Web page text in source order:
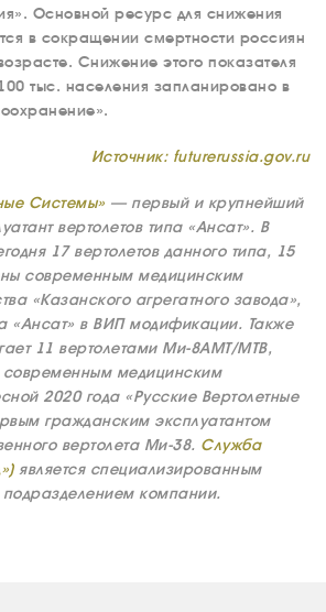
Основной ресурс для снижения
в сокращении смертности россиян
Снижение этого показателя
тыс. населения запланировано в
Источник: futurerussia.gov.ru
Системы» — первый и крупнейший
вертолетов типа «Ансат». В
17 вертолетов данного типа, 15
современным медицинским
«Казанского агрегатного завода»,
«Ансат» в ВИП модификации. Также
11 вертолетами Ми-8АМТ/МТВ,
медицинским
2020 года «Русские Вертолетные
гражданским эксплуатантом
вертолета Ми-38. Служба
является специализированным
компании.